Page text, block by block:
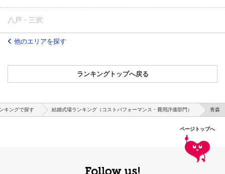
八戸・三沢
他のエリアを探す
ランキングトップへ戻る
キングで探す 結婚式場ランキング（コストパフォーマンス・費用評価部門） 青森
ページトップへ